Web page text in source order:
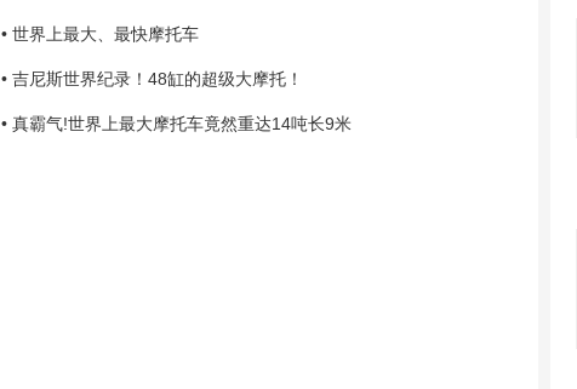
• 世界上最大、最快摩托车
• 吉尼斯世界纪录！48缸的超级大摩托！
• 真霸气!世界上最大摩托车竟然重达14吨长9米